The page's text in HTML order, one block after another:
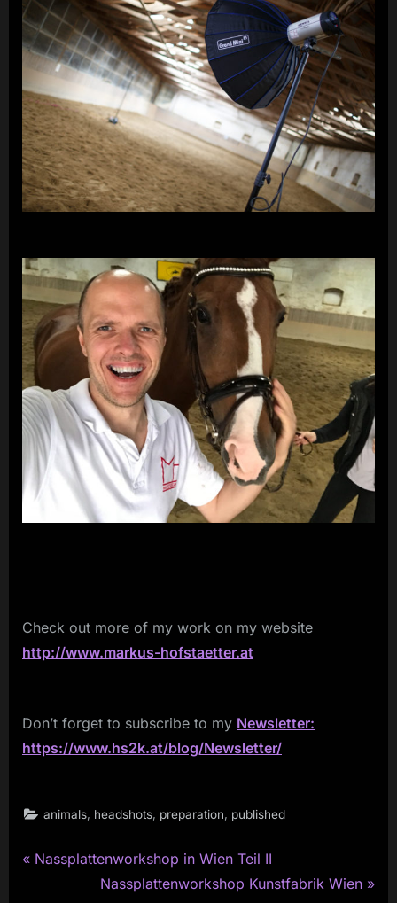
Check out more of my work on my website
http://www.markus-hofstaetter.at
Don’t forget to subscribe to my Newsletter:
https://www.hs2k.at/blog/Newsletter/
animals headshots preparation published
Post
P
Nassplattenworkshop in Wien Teil II
N
Nassplattenworkshop Kunstfabrik Wien